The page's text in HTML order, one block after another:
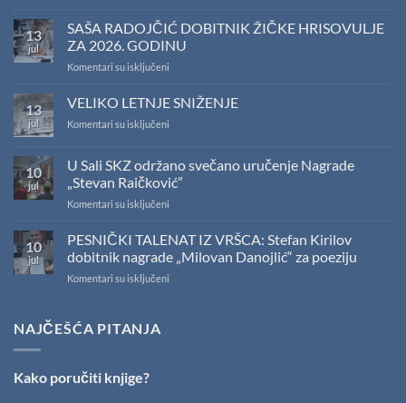
povodom
rezultata
konkursa
za
na
srpskom
jeziku
13
jul
SAŠA RADOJČIĆ DOBITNIK ŽIČKE HRISOVULJE
ZA 2026. GODINU
Komentari su isključeni
RADOJČIĆ
DOBITNIK
2026.
GODINU
13
jul
VELIKO LETNJE SNIŽENJE
Komentari su isključeni
SNIŽENJE
10
jul
U Sali SKZ održano svečano uručenje Nagrade
„Stevan Raičković”
Komentari su isključeni
Sali
SKZ
održano
10
jul
PESNIČKI TALENAT IZ VRŠCA: Stefan Kirilov
dobitnik nagrade „Milovan Danojlić“ za poeziju
Komentari su isključeni
NAJČEŠĆA PITANJA
Kako poručiti knjige?